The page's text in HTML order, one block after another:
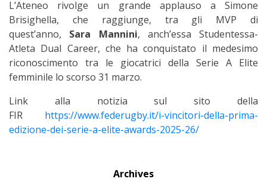
L’Ateneo rivolge un grande applauso a Simone
Brisighella, che raggiunge, tra gli MVP di
quest’anno, Sara Mannini, anch’essa Studentessa-
Atleta Dual Career, che ha conquistato il medesimo
riconoscimento tra le giocatrici della Serie A Elite
femminile lo scorso 31 marzo.
Link alla notizia sul sito della
FIR https://www.federugby.it/i-vincitori-della-prima-
edizione-dei-serie-a-elite-awards-2025-26/
Archives